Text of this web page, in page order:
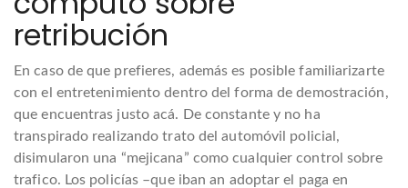
retribución
En caso de que prefieres, además es posible familiarizarte
con el entretenimiento dentro del forma de demostración,
que encuentras justo acá. De constante y no ha
transpirado realizando trato del automóvil policial,
disimularon una “mejicana” como cualquier control sobre
trafico. Los policías –que iban an adoptar el paga en